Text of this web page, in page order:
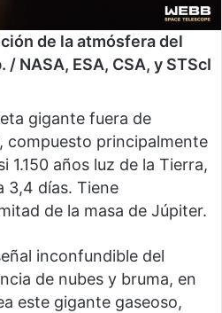
de la atmósfera del
NASA, ESA, CSA, y STScI
gigante fuera de
compuesto principalmente
1.150 años luz de la Tierra,
3,4 días. Tiene
de la masa de Júpiter.
inconfundible del
de nubes y bruma, en
este gigante gaseoso,